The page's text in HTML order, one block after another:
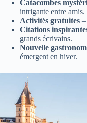
Catacombes
intrigante entre amis.
Activités gratuites –
Citations
grands écrivains.
Nouvelle
émergent en hiver.